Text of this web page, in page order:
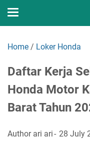
Home / Loker Honda
Daftar Kerja
Honda Motor
Barat Tahun
Author ari ari 28 July